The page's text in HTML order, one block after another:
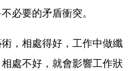
必要的矛盾衝突。
，相處得好，工作中做纖
處不好，就會影響工作狀